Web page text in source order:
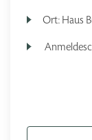
Ort: Haus